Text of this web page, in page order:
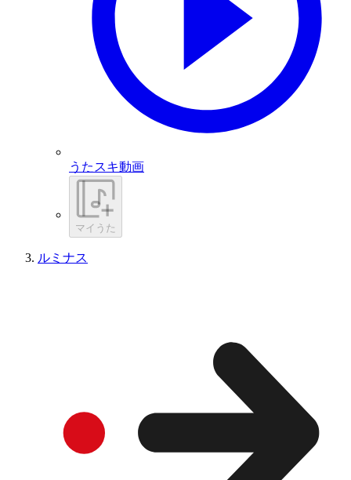
うたスキ動画
マイうた
ルミナス